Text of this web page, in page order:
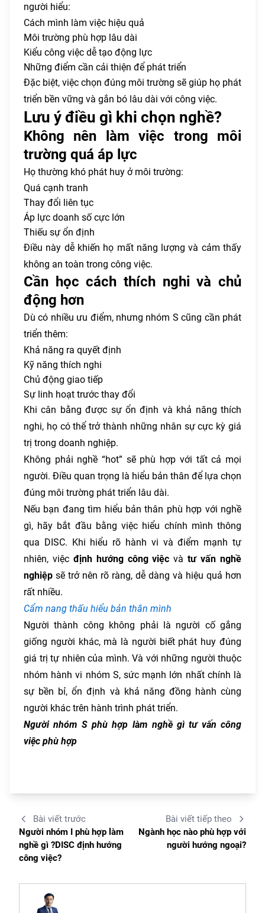
người hiểu:
Cách mình làm việc hiệu quả
Môi trường phù hợp lâu dài
Kiểu công việc dễ tạo động lực
Những điểm cần cải thiện để phát triển
Đặc biệt, việc chọn đúng môi trường sẽ giúp họ phát
triển bền vững và gắn bó lâu dài với công việc.
Lưu ý điều gì khi chọn nghề?
Không nên làm việc trong môi
trường quá áp lực
Họ thường khó phát huy ở môi trường:
Quá cạnh tranh
Thay đổi liên tục
Áp lực doanh số cực lớn
Thiếu sự ổn định
Điều này dễ khiến họ mất năng lượng và cảm thấy
không an toàn trong công việc.
Cần học cách thích nghi và chủ
động hơn
Dù có nhiều ưu điểm, nhưng nhóm S cũng cần phát
triển thêm:
Khả năng ra quyết định
Kỹ năng thích nghi
Chủ động giao tiếp
Sự linh hoạt trước thay đổi
Khi cân bằng được sự ổn định và khả năng thích
nghi, họ có thể trở thành những nhân sự cực kỳ giá
trị trong doanh nghiệp.
Không phải nghề “hot” sẽ phù hợp với tất cả mọi
người. Điều quan trọng là hiểu bản thân để lựa chọn
đúng môi trường phát triển lâu dài.
Nếu bạn đang tìm hiểu bản thân phù hợp với nghề
gì, hãy bắt đầu bằng việc hiểu chính mình thông
qua DISC. Khi hiểu rõ hành vi và điểm mạnh tự
nhiên, việc định hướng công việc vàtư vấn nghề
nghiệp sẽ trở nên rõ ràng, dễ dàng và hiệu quả hơn
rất nhiều.
Cẩm nang thấu hiểu bản thân mình
Người thành công không phải là người cố gắng
giống người khác, mà là người biết phát huy đúng
giá trị tự nhiên của mình. Và với những người thuộc
nhóm hành vi nhóm S, sức mạnh lớn nhất chính là
sự bền bỉ, ổn định và khả năng đồng hành cùng
người khác trên hành trình phát triển.
Người nhóm S phù hợp làm nghề gì tư vấn công
việc phù hợp
Bài viết trước
Người nhóm I phù hợp làm
nghề gì ?DISC định hướng
công việc?
Bài viết tiếp theo
Ngành học nào phù hợp với
người hướng ngoại?